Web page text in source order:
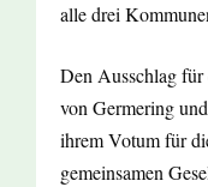
alle drei
Den Ausschlag für
von Germering
ihrem Votum für
gemeinsamen